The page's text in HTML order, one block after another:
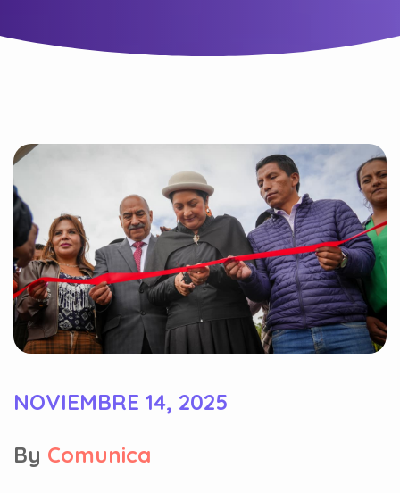
NOVIEMBRE 14, 2025
By Comunica